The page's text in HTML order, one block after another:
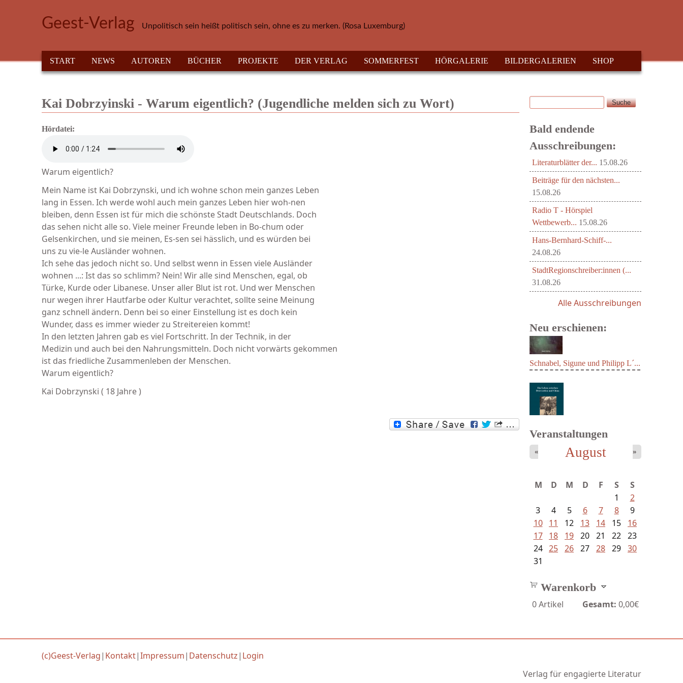
Geest-Verlag Unpolitisch sein heißt politisch sein, ohne es zu merken. (Rosa Luxemburg)
HAUPTMENÜ
START NEWS AUTOREN BÜCHER PROJEKTE DER VERLAG SOMMERFEST HÖRGALERIE BILDERGALERIEN SHOP
Kai Dobrzyinski - Warum eigentlich? (Jugendliche melden sich zu Wort)
Hördatei:
Warum eigentlich?
Mein Name ist Kai Dobrzynski, und ich wohne schon mein ganzes Leben
lang in Essen. Ich werde wohl auch mein ganzes Leben hier woh-nen
bleiben, denn Essen ist für mich die schönste Stadt Deutschlands. Doch
das sehen nicht alle so. Viele meiner Freunde leben in Bo-chum oder
Gelsenkirchen, und sie meinen, Es-sen sei hässlich, und es würden bei
uns zu vie-le Ausländer wohnen.
Ich sehe das jedoch nicht so. Und selbst wenn in Essen viele Ausländer
wohnen ...: Ist das so schlimm? Nein! Wir alle sind Menschen, egal, ob
Türke, Kurde oder Libanese. Unser aller Blut ist rot. Und wer Menschen
nur wegen ihrer Hautfarbe oder Kultur verachtet, sollte seine Meinung
ganz schnell ändern. Denn bei so einer Einstellung ist es doch kein
Wunder, dass es immer wieder zu Streitereien kommt!
In den letzten Jahren gab es viel Fortschritt. In der Technik, in der
Medizin und auch bei den Nahrungsmitteln. Doch nicht vorwärts gekommen
ist das friedliche Zusammenleben der Menschen.
Warum eigentlich?
Kai Dobrzynski ( 18 Jahre )
Suchformular
Suche
Bald endende
Ausschreibungen:
Literaturblätter der... 15.08.26
Beiträge für den nächsten...
15.08.26
Radio T - Hörspiel
Wettbewerb... 15.08.26
Hans-Bernhard-Schiff-...
24.08.26
StadtRegionschreiber:innen (...
31.08.26
Alle Ausschreibungen
Neu erschienen:
und...
Schnabel, Sigune und Philipp L´...
Veranstaltungen
August
« »
M D M D F S
S
1
2
3
4 5 6 7 8
9
10
11 12 13 14 15
16
17
18 19 20 21 22 23
24 25 26 27 28 29 30
31
Warenkorb
0Artikel Gesamt: 0,00€
(c)Geest-Verlag| Kontakt|Impressum| Datenschutz| Login
Verlag für engagierte Literatur